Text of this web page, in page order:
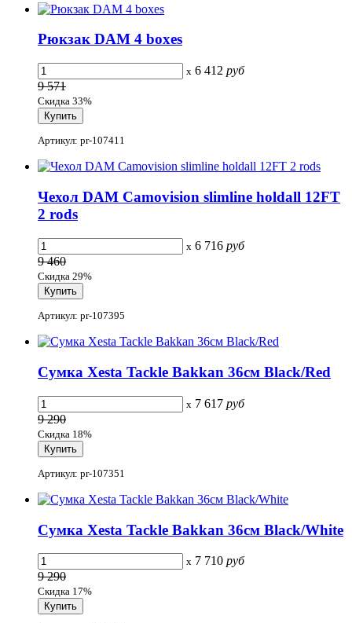
Рюкзак DAM 4 boxes
x 6 412 руб
9 571
Скидка 33%
Артикул: pr-107411
Чехол DAM Camovision slimline holdall 12FT
2 rods
x 6 716 руб
9 460
Скидка 29%
Артикул: pr-107395
Сумка Xesta Tackle Bakkan 36см Black/Red
x 7 617 руб
9 290
Скидка 18%
Артикул: pr-107351
Сумка Xesta Tackle Bakkan 36см Black/White
x 7 710 руб
9 290
Скидка 17%